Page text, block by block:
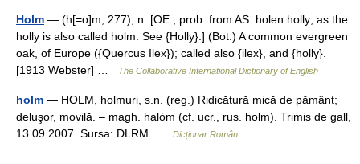
Holm — (h[=o]m; 277), n. [OE., prob. from AS. holen holly; as the
holly is also called holm. See {Holly}.] (Bot.) A common evergreen
oak, of Europe ({Quercus Ilex}); called also {ilex}, and {holly}.
[1913 Webster] …
The Collaborative International Dictionary of English
holm — HOLM, holmuri, s.n. (reg.) Ridicătură mică de pământ;
deluşor, movilă. – magh. halóm (cf. ucr., rus. holm). Trimis de gall,
13.09.2007. Sursa: DLRM …
Dicționar Român